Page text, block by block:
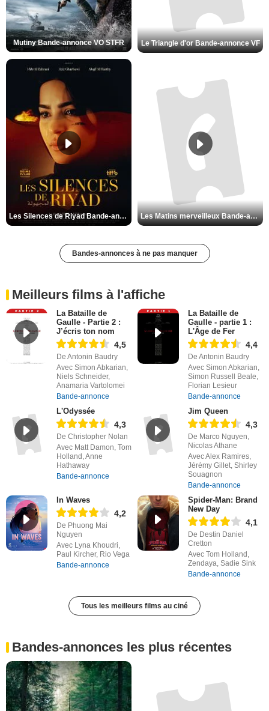
Mutiny Bande-annonce VO STFR Le Triangle d'or Bande-annonce VF
Les Silences de Riyad Bande-annonce VO STFR Les Matins merveilleux Bande-annonce VF
Bandes-annonces à ne pas manquer
Meilleurs films à l'affiche
La Bataille de
Gaulle - Partie 2 :
J’écris ton nom
4,5
De Antonin Baudry
Avec Simon Abkarian,
Niels Schneider,
Anamaria Vartolomei
Bande-annonce
La Bataille de
Gaulle - partie 1 :
L'Âge de Fer
4,4
De Antonin Baudry
Avec Simon Abkarian,
Simon Russell Beale,
Florian Lesieur
Bande-annonce
L'Odyssée
4,3
De Christopher Nolan
Avec Matt Damon, Tom
Holland, Anne
Hathaway
Bande-annonce
Jim Queen
4,3
De Marco Nguyen,
Nicolas Athane
Avec Alex Ramires,
Jérémy Gillet, Shirley
Souagnon
Bande-annonce
In Waves
4,2
De Phuong Mai
Nguyen
Avec Lyna Khoudri,
Paul Kircher, Rio Vega
Bande-annonce
Spider-Man: Brand
New Day
4,1
De Destin Daniel
Cretton
Avec Tom Holland,
Zendaya, Sadie Sink
Bande-annonce
Tous les meilleurs films au ciné
Bandes-annonces les plus récentes